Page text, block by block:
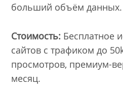
больший объём данных.
Стоимость: Бесплатное
сайтов с трафиком до
просмотров, премиум-
месяц.